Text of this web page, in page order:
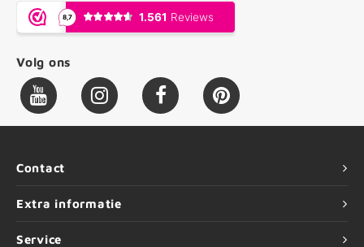
Volg ons
Contact
Extra informatie
Service